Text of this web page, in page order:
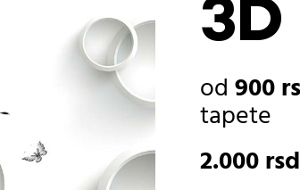
900
tapete
2.000rsd